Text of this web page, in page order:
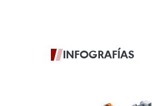
INFOGRAFÍAS